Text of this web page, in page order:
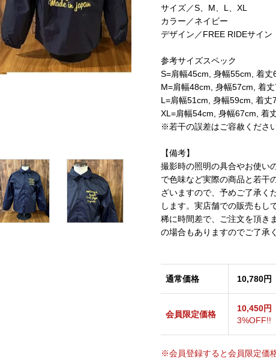
サイズ／S、M、L、XL
カラー／ネイビー
デザイン／FREE RIDEサイン
参考サイズスペック
S=肩幅45cm, 身幅55cm, 着丈
M=肩幅48cm, 身幅57cm, 着
L=肩幅51cm, 身幅59cm, 着丈
XL=肩幅54cm, 身幅67cm, 着
※若干の誤差はご容赦ください
【備考】
撮影時の照明の具合やお使い
で色味など実際の商品と若干
ざいますので、予めご了承く
します。実店舗での販売もし
稀に時間差で、ご注文を頂き
の場合もありますのでご了承
通常価格 10,780円
会員限定価格
10,450円
3%OFF!!
※会員登録すると会員限定価